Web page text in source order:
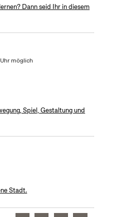
Dann seid Ihr in diesem
möglich
Spiel, Gestaltung und
Stadt.